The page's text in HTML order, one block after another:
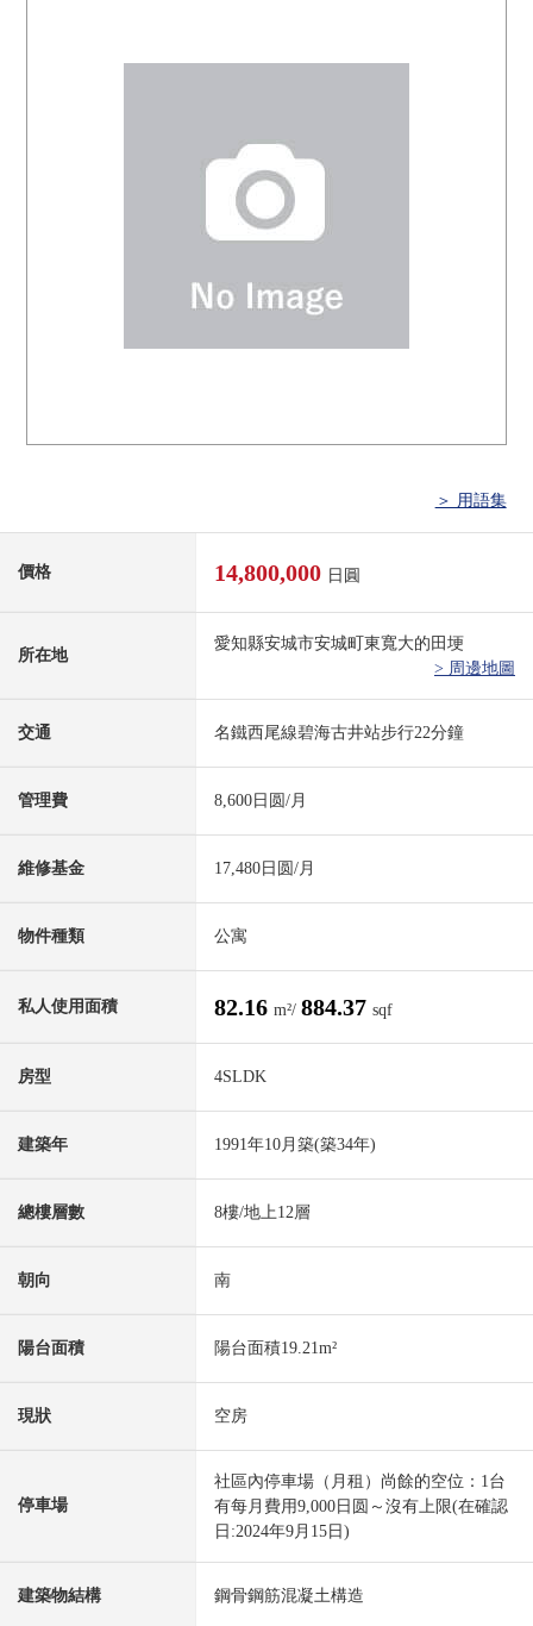
＞ 用語集
價格 14,800,000 日圓
所在地
愛知縣安城市安城町東寬大的田埂
> 周邊地圖
交通 名鐵西尾線碧海古井站步行22分鐘
管理費 8,600日圆/月
維修基金 17,480日圆/月
物件種類 公寓
私人使用面積 82.16 m²/ 884.37 sqf
房型 4SLDK
建築年 1991年10月築(築34年)
總樓層數 8樓/地上12層
朝向 南
陽台面積 陽台面積19.21m²
現狀 空房
停車場
社區內停車場（月租）尚餘的空位：1台
有每月費用9,000日圆～沒有上限(在確認
日:2024年9月15日)
建築物結構 鋼骨鋼筋混凝土構造